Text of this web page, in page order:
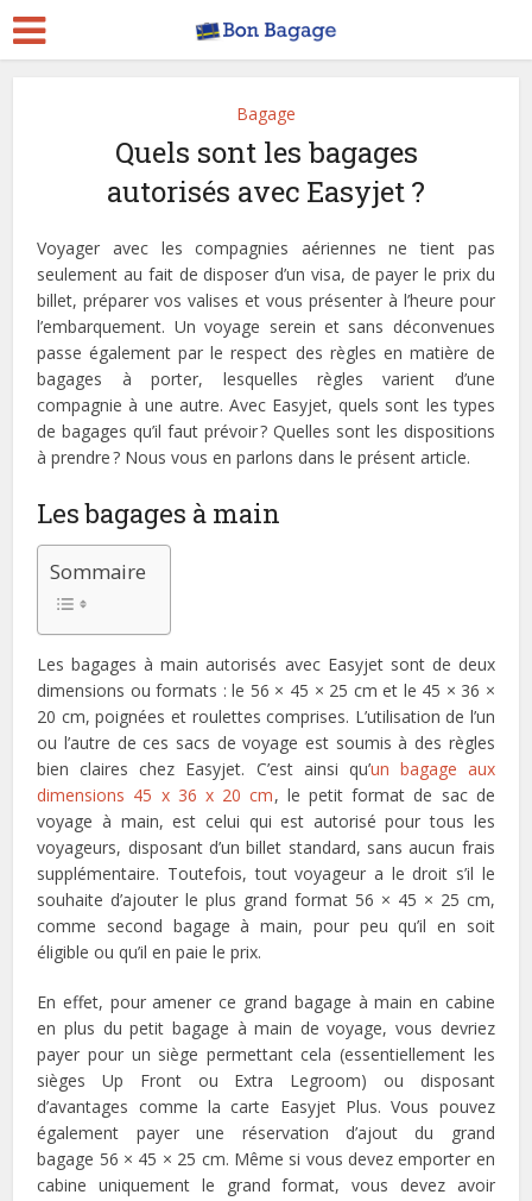
Bagage
Quels sont les bagages
autorisés avec Easyjet ?
Voyager avec les compagnies aériennes ne tient pas
seulement au fait de disposer d’un visa, de payer le prix du
billet, préparer vos valises et vous présenter à l’heure pour
l’embarquement. Un voyage serein et sans déconvenues
passe également par le respect des règles en matière de
bagages à porter, lesquelles règles varient d’une
compagnie à une autre. Avec Easyjet, quels sont les types
de bagages qu’il faut prévoir ? Quelles sont les dispositions
à prendre ? Nous vous en parlons dans le présent article.
Les bagages à main
Sommaire
Les bagages à main autorisés avec Easyjet sont de deux
dimensions ou formats : le 56 × 45 × 25 cm et le 45 × 36 ×
20 cm, poignées et roulettes comprises. L’utilisation de l’un
ou l’autre de ces sacs de voyage est soumis à des règles
bien claires chez Easyjet. C’est ainsi qu’un bagage aux
dimensions 45 x 36 x 20 cm, le petit format de sac de
voyage à main, est celui qui est autorisé pour tous les
voyageurs, disposant d’un billet standard, sans aucun frais
supplémentaire. Toutefois, tout voyageur a le droit s’il le
souhaite d’ajouter le plus grand format 56 × 45 × 25 cm,
comme second bagage à main, pour peu qu’il en soit
éligible ou qu’il en paie le prix.
En effet, pour amener ce grand bagage à main en cabine
en plus du petit bagage à main de voyage, vous devriez
payer pour un siège permettant cela (essentiellement les
sièges Up Front ou Extra Legroom) ou disposant
d’avantages comme la carte Easyjet Plus. Vous pouvez
également payer une réservation d’ajout du grand
bagage 56 × 45 × 25 cm. Même si vous devez emporter en
cabine uniquement le grand format, vous devez avoir